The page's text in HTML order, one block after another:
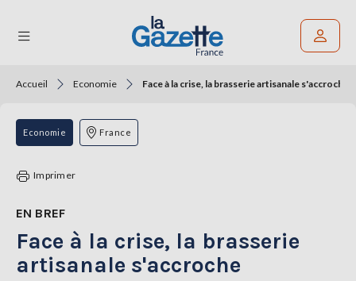
THÉMATIQUES
RÉGIONS
TENDANCES
SERVICES
Accueil Economie Face à la crise, la brasserie artisanale s'accroche
Economie France
Imprimer
EN BREF
Face à la crise, la brasserie
artisanale s'accroche